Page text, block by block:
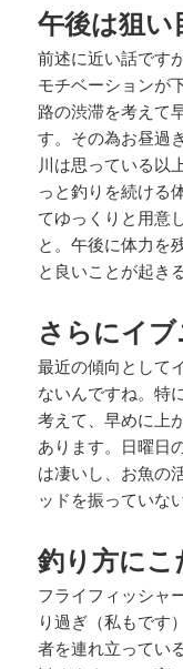
午後は狙い
前述に近い話です
モチベーションが
路の渋滞を考えて
す。その為お昼過
川は思っている以
っと釣りを続ける
てゆっくりと用意
と。午後に体力を
と良いことが起き
さらにイ
最近の傾向として
ないんですね。特
考えて、早めに上
あります。日曜日
は凄いし、お魚の
ッドを振っていな
釣り方に
フライフィッシャ
り過ぎ（私もです
者を連れ立ってい